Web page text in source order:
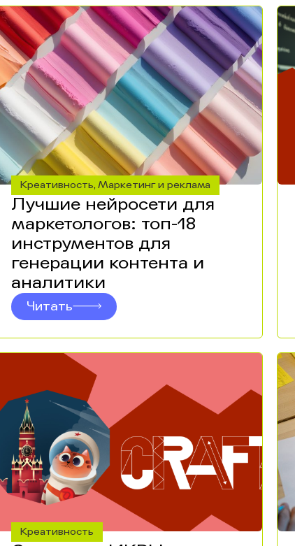
Креативность, Маркетинг и реклама
Лучшие нейросети для
маркетологов: топ-18
инструментов для
генерации контента и
аналитики
Читать
Креативность